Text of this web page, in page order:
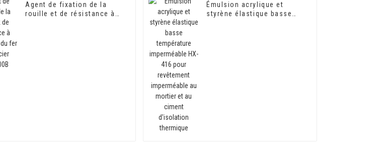
Agent de fixation de la
rouille et de résistance à
Émulsion acrylique et
styrène élastique basse